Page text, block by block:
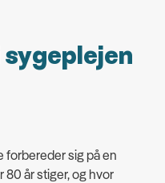
forbereder sig på en
år stiger, og hvor